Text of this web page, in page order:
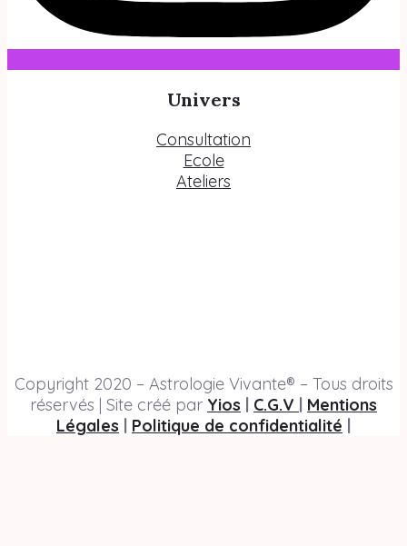
Univers
Consultation
Ecole
Ateliers
Copyright 2020 – Astrologie Vivante® – Tous droits
réservés | Site créé par Yios | C.G.V | Mentions
Légales | Politique de confidentialité |